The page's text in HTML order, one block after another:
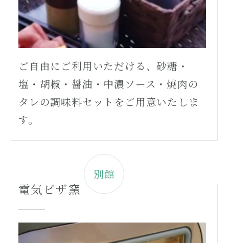
ご自由にご利用いただける、砂糖・
塩・胡椒・醤油・中濃ソース・焼肉の
タレの調味料セットをご用意いたしま
す。
電気ピザ窯
別館